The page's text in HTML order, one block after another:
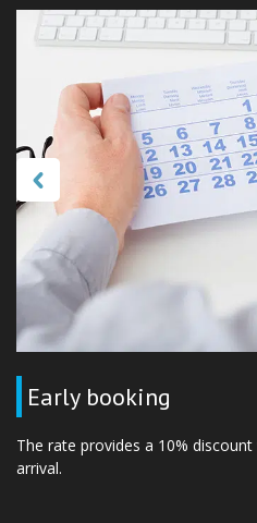
Early booking
The rate provides a 10%
arrival.